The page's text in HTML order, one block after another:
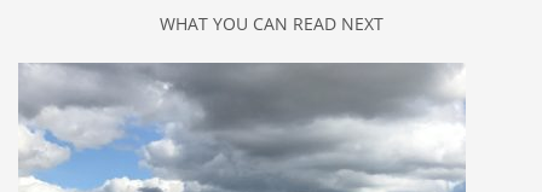
WHAT YOU CAN READ NEXT